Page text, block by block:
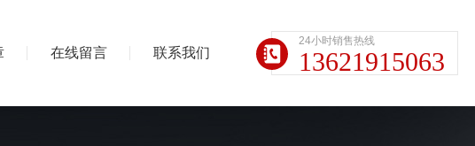
在线留言 联系我们
24小时销售热线
13621915063